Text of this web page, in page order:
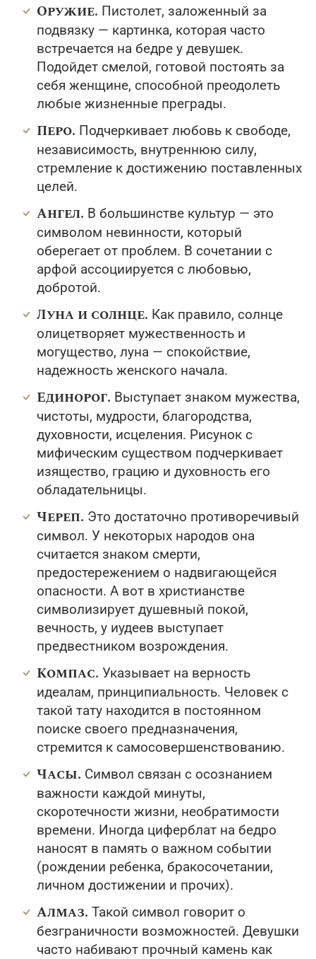
Оружие. Пистолет, заложенный за
подвязку — картинка, которая часто
встречается на бедре у девушек.
Подойдет смелой, готовой постоять за
себя женщине, способной преодолеть
любые жизненные преграды.
Перо. Подчеркивает любовь к свободе,
независимость, внутреннюю силу,
стремление к достижению поставленных
целей.
Ангел. В большинстве культур — это
символом невинности, который
оберегает от проблем. В сочетании с
арфой ассоциируется с любовью,
добротой.
Луна и солнце. Как правило, солнце
олицетворяет мужественность и
могущество, луна — спокойствие,
надежность женского начала.
Единорог. Выступает знаком мужества,
чистоты, мудрости, благородства,
духовности, исцеления. Рисунок с
мифическим существом подчеркивает
изящество, грацию и духовность его
обладательницы.
Череп. Это достаточно противоречивый
символ. У некоторых народов она
считается знаком смерти,
предостережением о надвигающейся
опасности. А вот в христианстве
символизирует душевный покой,
вечность, у иудеев выступает
предвестником возрождения.
Компас. Указывает на верность
идеалам, принципиальность. Человек с
такой тату находится в постоянном
поиске своего предназначения,
стремится к самосовершенствованию.
Часы. Символ связан с осознанием
важности каждой минуты,
скоротечности жизни, необратимости
времени. Иногда циферблат на бедро
наносят в память о важном событии
(рождении ребенка, бракосочетании,
личном достижении и прочих).
Алмаз. Такой символ говорит о
безграничности возможностей. Девушки
часто набивают прочный камень как